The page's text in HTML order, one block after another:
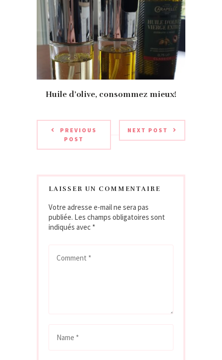
Huile d’olive, consommez mieux!
PREVIOUS
POST
NEXT POST
LAISSER UN COMMENTAIRE
Votre adresse e-mail ne sera pas
publiée. Les champs obligatoires sont
indiqués avec *